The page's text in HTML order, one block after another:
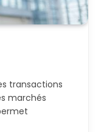
transactions
marchés